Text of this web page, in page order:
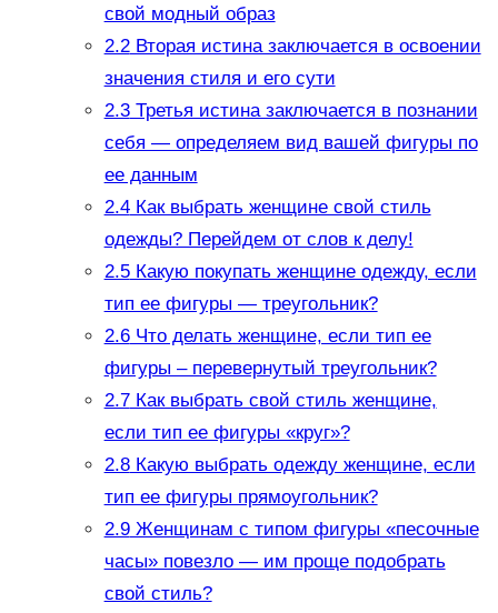
свой модный образ
2.2Вторая истина заключается в освоении
значения стиля и его сути
2.3Третья истина заключается в познании
себя — определяем вид вашей фигуры по
ее данным
2.4Как выбрать женщине свой стиль
одежды? Перейдем от слов к делу!
2.5Какую покупать женщине одежду, если
тип ее фигуры — треугольник?
2.6Что делать женщине, если тип ее
фигуры – перевернутый треугольник?
2.7Как выбрать свой стиль женщине,
если тип ее фигуры «круг»?
2.8Какую выбрать одежду женщине, если
тип ее фигуры прямоугольник?
2.9Женщинам с типом фигуры «песочные
часы» повезло — им проще подобрать
свой стиль?